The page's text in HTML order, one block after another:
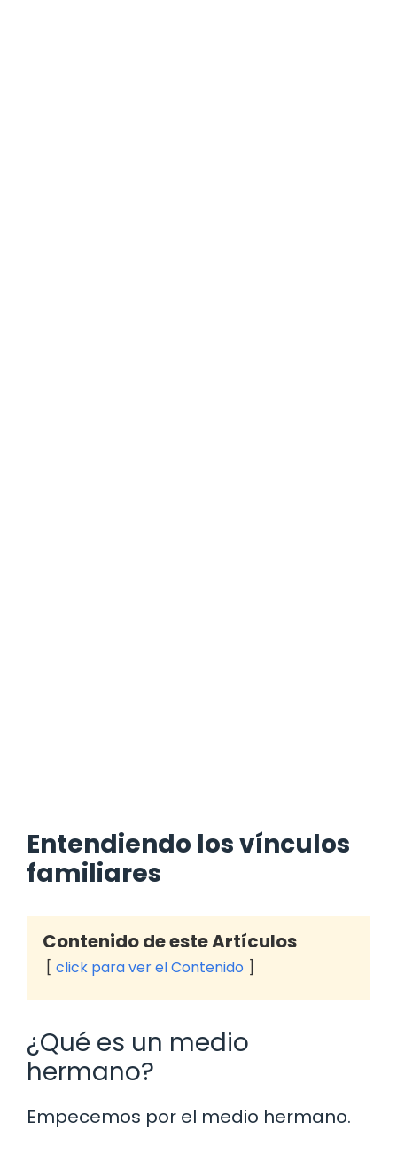
Entendiendo los vínculos
familiares
Contenido de este Artículos
click para ver el Contenido
¿Qué es un medio
hermano?
Empecemos por el medio hermano.